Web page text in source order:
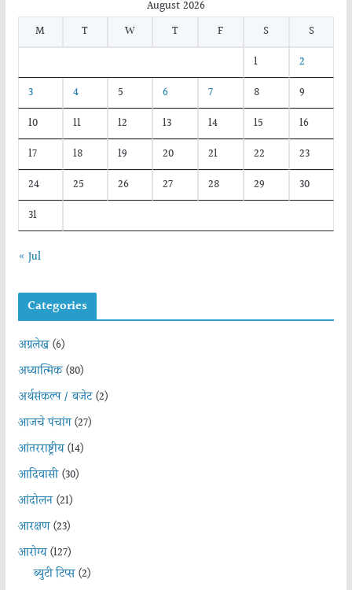
August 2026
M
T W T F S
S
1
2
3
4 5 6 7 8
9
10
11 12 13 14 15
16
17
18 19 20 21 22
23
24
25 26 27 28 29
30
31
« Jul
Categories
अग्रलेख(6)
अध्यात्मिक(80)
अर्थसंकल्प / बजेट(2)
आजचे पंचांग(27)
आंतरराष्ट्रीय(14)
आदिवासी(30)
आंदोलन(21)
आरक्षण(23)
आरोग्य(127)
ब्युटी टिप्स(2)